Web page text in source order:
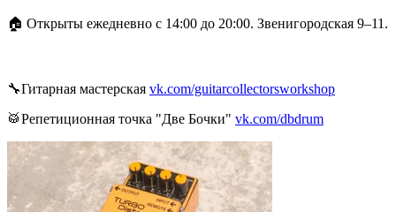
🏠 Открыты ежедневно с 14:00 до 20:00. Звенигородская 9–11.
🔧Гитарная мастерская vk.com/guitarcollectorsworkshop
🥁Репетиционная точка "Две Бочки" vk.com/dbdrum